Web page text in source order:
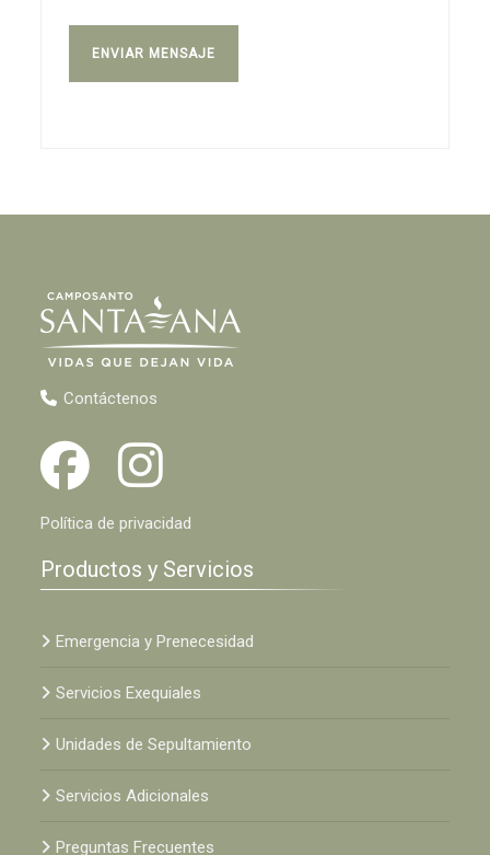
Contáctenos
Política de privacidad
Productos y Servicios
Emergencia y Prenecesidad
Servicios Exequiales
Unidades de Sepultamiento
Servicios Adicionales
Preguntas Frecuentes